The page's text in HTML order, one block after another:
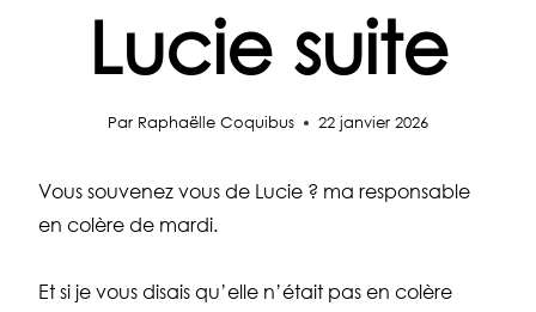
Lucie suite
Par Raphaëlle Coquibus 22 janvier 2026
Vous souvenez vous de Lucie ? ma responsable
en colère de mardi.
Et si je vous disais qu’elle n’était pas en colère